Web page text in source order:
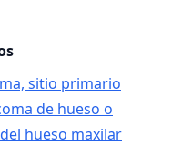
sitio primario
de hueso o
hueso maxilar